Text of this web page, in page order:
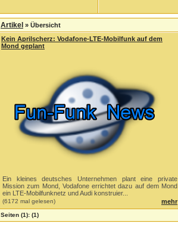
Artikel » Übersicht
Kein Aprilscherz: Vodafone-LTE-Mobilfunk auf dem
Mond geplant
Ein kleines deutsches Unternehmen plant eine private
Mission zum Mond, Vodafone errichtet dazu auf dem Mond
ein LTE-Mobilfunknetz und Audi konstruier...
(6172 mal gelesen) mehr
Seiten (1): (1)